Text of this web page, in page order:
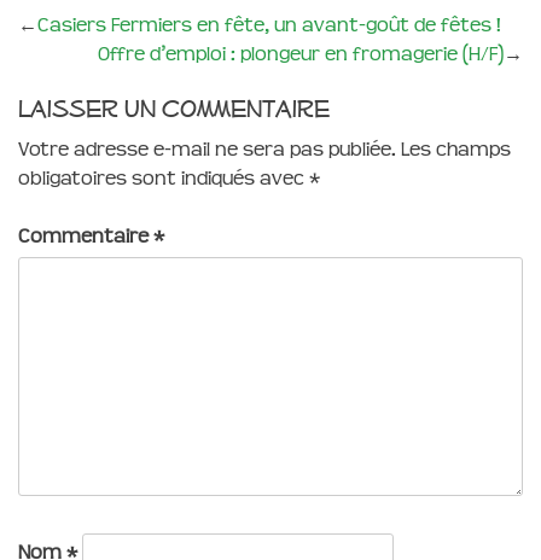
←Casiers Fermiers en fête, un avant-goût de fêtes !
Offre d’emploi : plongeur en fromagerie (H/F)→
Laisser un commentaire
Votre adresse e-mail ne sera pas publiée. Les champs
obligatoires sont indiqués avec *
Commentaire*
Nom *